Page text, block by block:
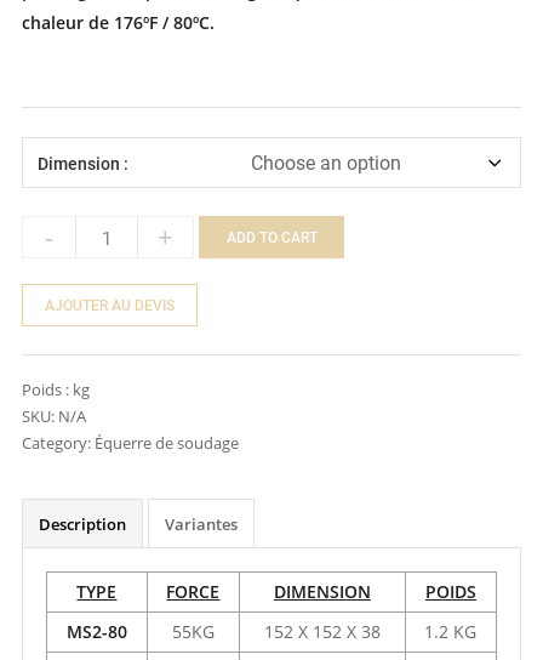
chaleur de 176ºF / 80ºC.
Dimension :
- + ADD TO CART
AJOUTER AU DEVIS
Poids : kg
SKU: N/A
Category: Équerre de soudage
Description Variantes
TYPE FORCE DIMENSION
POIDS
MS2-80
55KG 152 X 152 X 38
1.2 KG